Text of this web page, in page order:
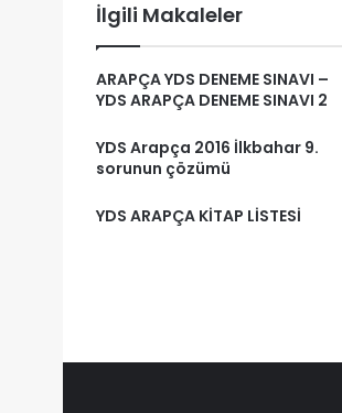
İlgili Makaleler
ARAPÇA YDS DENEME SINAVI –
YDS ARAPÇA DENEME SINAVI 2
YDS Arapça 2016 İlkbahar 9.
sorunun çözümü
YDS ARAPÇA KİTAP LİSTESİ